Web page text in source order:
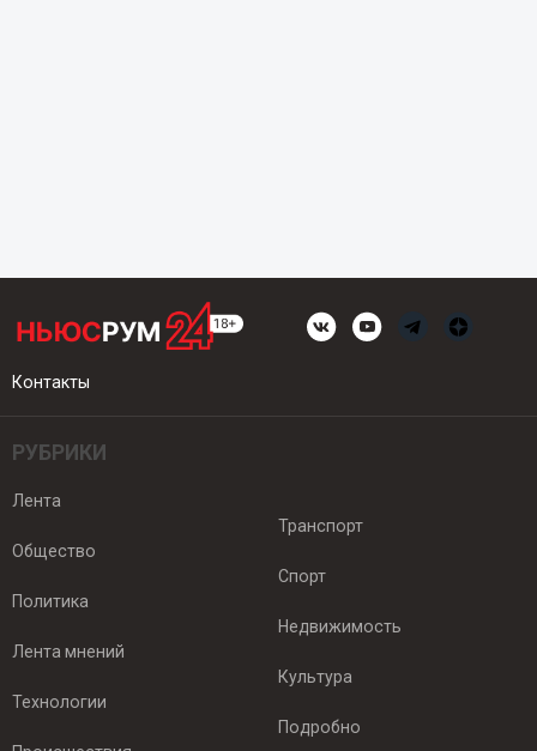
Контакты
РУБРИКИ
Лента
Общество
Политика
Лента мнений
Технологии
Транспорт
Спорт
Недвижимость
Культура
Подробно